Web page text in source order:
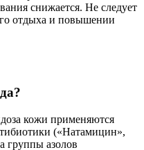
снижается. Не следует
отдыха и повышении
кожи применяются
(«Натамицин»,
группы азолов